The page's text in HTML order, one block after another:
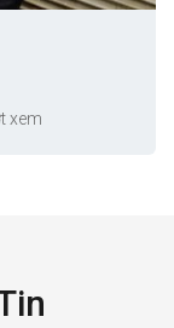
xem